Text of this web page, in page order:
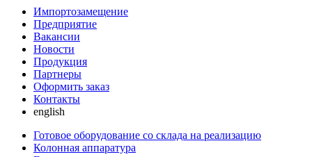
Импортозамещение
Предприятие
Вакансии
Новости
Продукция
Партнеры
Оформить заказ
Контакты
english
Готовое оборудование со склада на реализацию
Колонная аппаратура